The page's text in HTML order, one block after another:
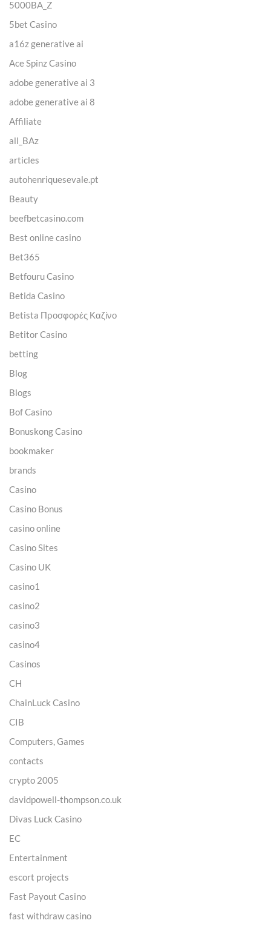
5000BA_Z
5bet Casino
a16z generative ai
Ace Spinz Casino
adobe generative ai 3
adobe generative ai 8
Affiliate
all_BAz
articles
autohenriquesevale.pt
Beauty
beefbetcasino.com
Best online casino
Bet365
Betfouru Casino
Betida Casino
Betista Προσφορές Καζίνο
Betitor Casino
betting
Blog
Blogs
Bof Casino
Bonuskong Casino
bookmaker
brands
Casino
Casino Bonus
casino online
Casino Sites
Casino UK
casino1
casino2
casino3
casino4
Casinos
CH
ChainLuck Casino
CIB
Computers, Games
contacts
crypto 2005
davidpowell-thompson.co.uk
Divas Luck Casino
EC
Entertainment
escort projects
Fast Payout Casino
fast withdraw casino